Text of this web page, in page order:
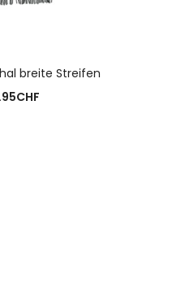
breite Streifen
CHF